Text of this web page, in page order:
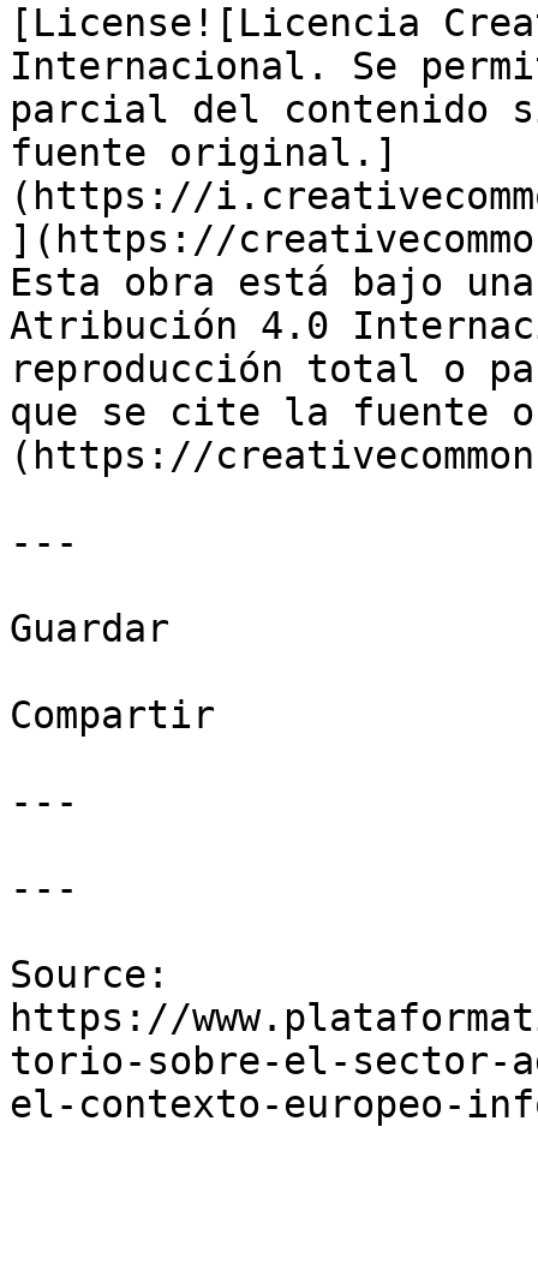
[License![Licencia
Internacional. Se
parcial del contenido
fuente original.]
(https://
](https://
Esta obra está bajo
Atribución 4.0
reproducción total o
que se cite la fuente
(https://
---
Guardar
Compartir
---
---
Source:
https://
torio-sobre-el-sector-